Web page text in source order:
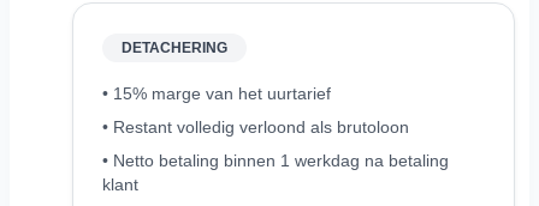
DETACHERING
• 15% marge van het uurtarief
• Restant volledig verloond als brutoloon
• Netto betaling binnen 1 werkdag na betaling
klant